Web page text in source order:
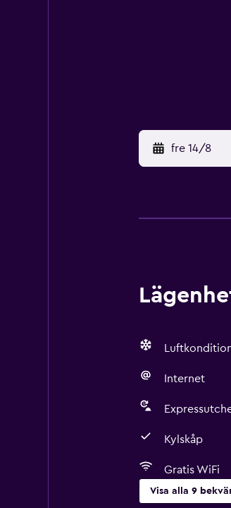
fre 14/8
Internet
Kylskåp
Gratis WiFi
Visa alla 9